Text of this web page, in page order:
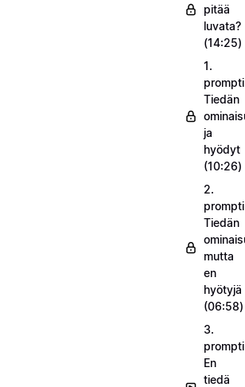
pitää
luvata?
(14:25)
1.
Tiedän
ja
hyödyt
(10:26)
2.
Tiedän
mutta
en
hyötyjä
(06:58)
3.
En
tiedä